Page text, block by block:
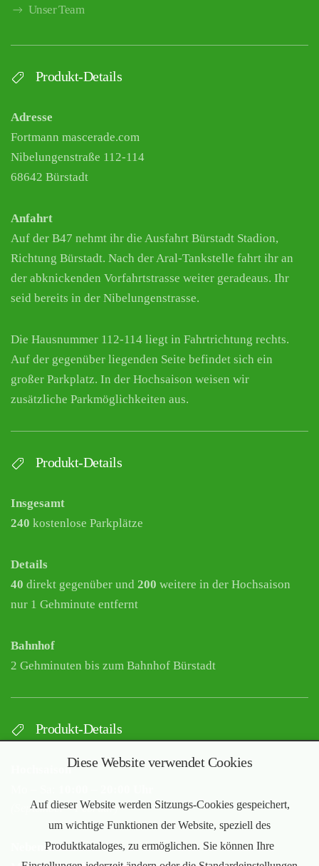
Unser Team
Produkt-Details
Adresse
Fortmann mascerade.com
Nibelungenstraße 112-114
68642 Bürstadt
Anfahrt
Auf der B47 nehmt ihr die Ausfahrt Bürstadt Stadion,
Richtung Bürstadt. Nach der Aral-Tankstelle fahrt ihr an
der abknickenden Vorfahrtstrasse weiter geradeaus. Ihr
seid bereits in der Nibelungenstrasse.
Die Hausnummer 112-114 liegt in Fahrtrichtung rechts.
Auf der gegenüber liegenden Seite befindet sich ein
großer Parkplatz. In der Hochsaison weisen wir
zusätzliche Parkmöglichkeiten aus.
Produkt-Details
Insgesamt
240 kostenlose Parkplätze
Details
40 direkt gegenüber und 200 weitere in der Hochsaison
nur 1 Gehminute entfernt
Bahnhof
2 Gehminuten bis zum Bahnhof Bürstadt
Produkt-Details
Hochsaison
(September – Februar)
Nebensaison
Diese Website verwendet Cookies
Auf dieser Website werden Sitzungs-Cookies gespeichert,
um wichtige Funktionen der Website, speziell des
Produktkataloges, zu ermöglichen. Sie können Ihre